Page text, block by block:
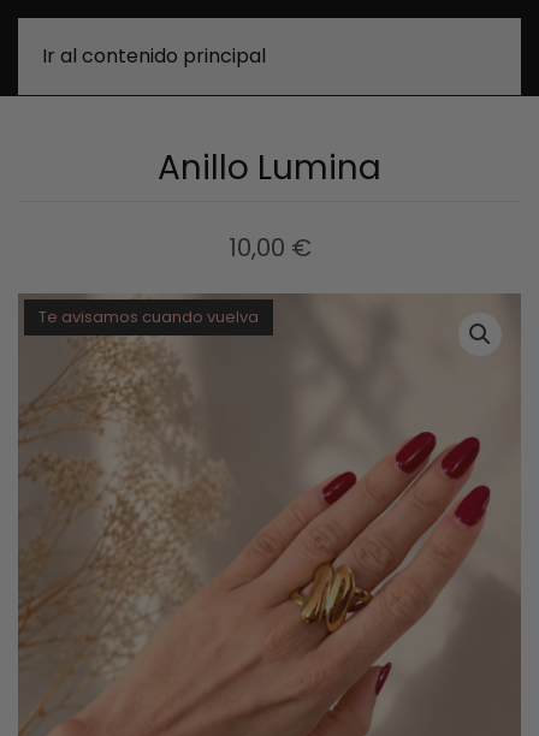
Ir al contenido principal
Anillo Lumina
10,00 €
Te avisamos cuando vuelva